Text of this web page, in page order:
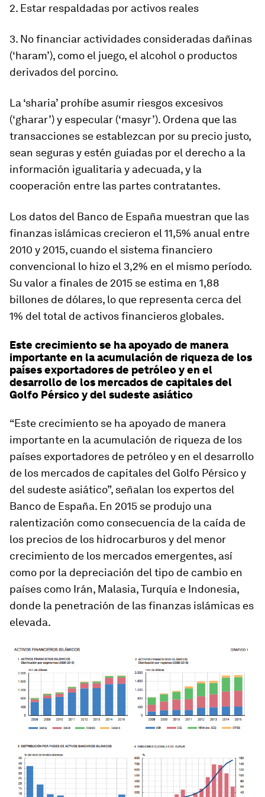
2. Estar respaldadas por activos reales
3. No financiar actividades consideradas dañinas
(‘haram’), como el juego, el alcohol o productos
derivados del porcino.
La ‘sharia’ prohíbe asumir riesgos excesivos
(‘gharar’) y especular (‘masyr’). Ordena que las
transacciones se establezcan por su precio justo,
sean seguras y estén guiadas por el derecho a la
información igualitaria y adecuada, y la
cooperación entre las partes contratantes.
Los datos del Banco de España muestran que las
finanzas islámicas crecieron el 11,5% anual entre
2010 y 2015, cuando el sistema financiero
convencional lo hizo el 3,2% en el mismo período.
Su valor a finales de 2015 se estima en 1,88
billones de dólares, lo que representa cerca del
1% del total de activos financieros globales.
Este crecimiento se ha apoyado de manera
importante en la acumulación de riqueza de los
países exportadores de petróleo y en el
desarrollo de los mercados de capitales del
Golfo Pérsico y del sudeste asiático
“Este crecimiento se ha apoyado de manera
importante en la acumulación de riqueza de los
países exportadores de petróleo y en el desarrollo
de los mercados de capitales del Golfo Pérsico y
del sudeste asiático”, señalan los expertos del
Banco de España. En 2015 se produjo una
ralentización como consecuencia de la caída de
los precios de los hidrocarburos y del menor
crecimiento de los mercados emergentes, así
como por la depreciación del tipo de cambio en
países como Irán, Malasia, Turquía e Indonesia,
donde la penetración de las finanzas islámicas es
elevada.